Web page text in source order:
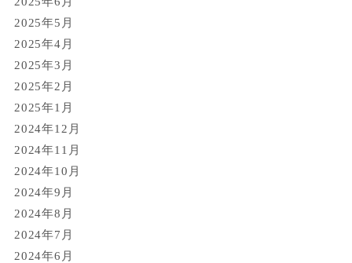
2025年5月
2025年4月
2025年3月
2025年2月
2025年1月
2024年12月
2024年11月
2024年10月
2024年9月
2024年8月
2024年7月
2024年6月